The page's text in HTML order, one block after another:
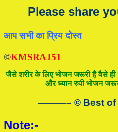
Please share
आप सभी का प्रिय दोस्त
©KMSRAJ51
जैसे शरीर के लिए भोजन जरूरी है वैसे ही
और ध्यान रुपी भोजन
———– © Best of
Note:-